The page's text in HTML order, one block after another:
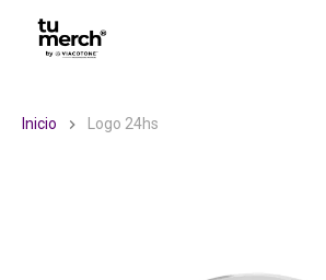
TuMerch by Via
Inicio Logo 24hs